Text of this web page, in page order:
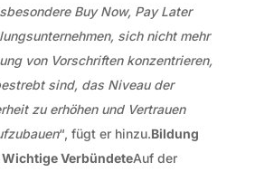
Buy Now, Pay Later
sich nicht mehr
von Vorschriften konzentrieren,
sind, das Niveau der
zu erhöhen und Vertrauen
“, fügt er hinzu.Bildung
VerbündeteAuf der